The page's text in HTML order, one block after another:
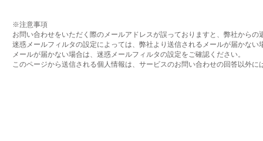
※注意事項
お問い合わせをいただく際のメールアドレスが誤っておりますと、弊社からの
迷惑メールフィルタの設定によっては、弊社より送信されるメールが届かない
メールが届かない場合は、迷惑メールフィルタの設定をご確認ください。
このページから送信される個人情報は、サービスのお問い合わせの回答以外に